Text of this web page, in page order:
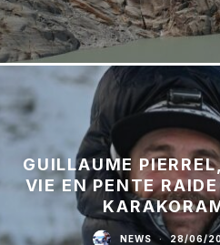
GUILLAUME
VIE EN PENTE
NEWS · 28/06/